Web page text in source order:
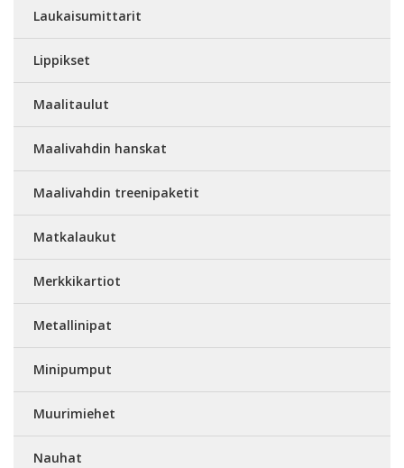
Laukaisumittarit
Lippikset
Maalitaulut
Maalivahdin hanskat
Maalivahdin treenipaketit
Matkalaukut
Merkkikartiot
Metallinipat
Minipumput
Muurimiehet
Nauhat